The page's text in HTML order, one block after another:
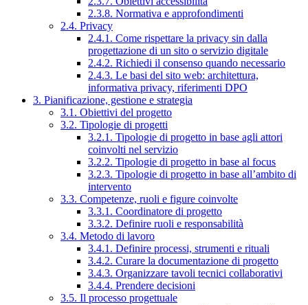
2.3.8. Normativa e approfondimenti
2.4. Privacy
2.4.1. Come rispettare la privacy sin dalla
progettazione di un sito o servizio digitale
2.4.2. Richiedi il consenso quando necessario
2.4.3. Le basi del sito web: architettura,
informativa privacy, riferimenti DPO
3. Pianificazione, gestione e strategia
3.1. Obiettivi del progetto
3.2. Tipologie di progetti
3.2.1. Tipologie di progetto in base agli attori
coinvolti nel servizio
3.2.2. Tipologie di progetto in base al focus
3.2.3. Tipologie di progetto in base all’ambito di
intervento
3.3. Competenze, ruoli e figure coinvolte
3.3.1. Coordinatore di progetto
3.3.2. Definire ruoli e responsabilità
3.4. Metodo di lavoro
3.4.1. Definire processi, strumenti e rituali
3.4.2. Curare la documentazione di progetto
3.4.3. Organizzare tavoli tecnici collaborativi
3.4.4. Prendere decisioni
3.5. Il processo progettuale